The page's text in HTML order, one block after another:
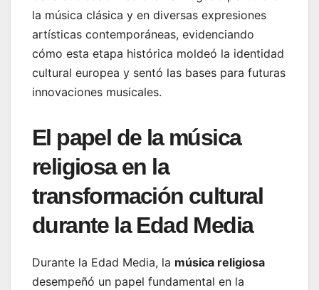
la música clásica y en diversas expresiones
artísticas contemporáneas, evidenciando
cómo esta etapa histórica moldeó la identidad
cultural europea y sentó las bases para futuras
innovaciones musicales.
El papel de la música
religiosa en la
transformación cultural
durante la Edad Media
Durante la Edad Media, la música religiosa
desempeñó un papel fundamental en la